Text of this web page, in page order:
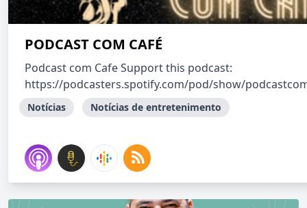
PODCAST COM CAFÉ
Podcast com Cafe Support this podcast:
https://podcasters.spotify.com/pod/show/
Notícias Notícias de entretenimento